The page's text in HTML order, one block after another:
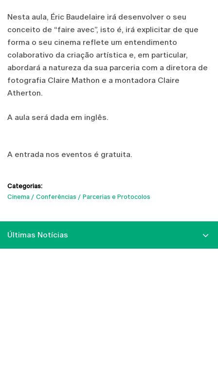
Nesta aula, Éric Baudelaire irá desenvolver o seu
conceito de “faire avec”, isto é, irá explicitar de que
forma o seu cinema reflete um entendimento
colaborativo da criação artística e, em particular,
abordará a natureza da sua parceria com a diretora de
fotografia Claire Mathon e a montadora Claire
Atherton.
A aula será dada em inglês.
A entrada nos eventos é gratuita.
Categorias:
Cinema
Conferências Parcerias e Protocolos
Últimas Notícias